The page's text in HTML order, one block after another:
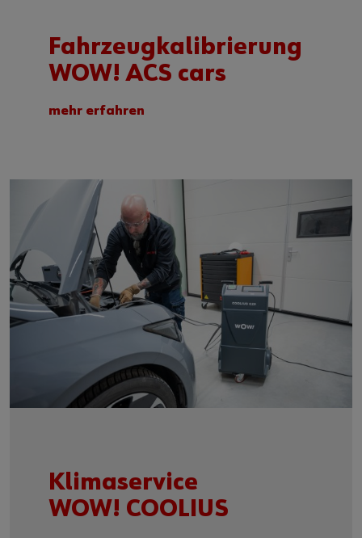
Fahrzeugkalibrierung
WOW! ACS cars
mehr erfahren
Klimaservice
WOW! COOLIUS